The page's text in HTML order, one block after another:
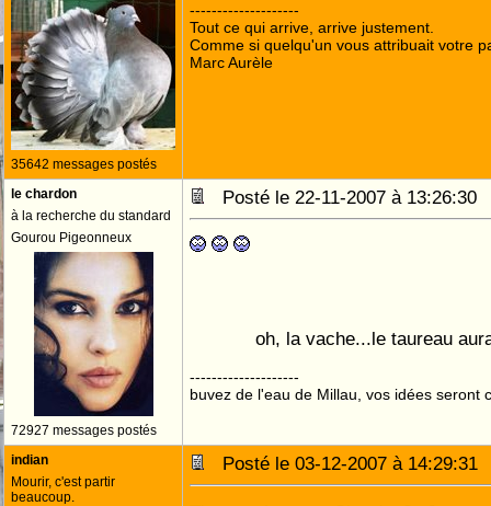
35642 messages postés
--------------------
Tout ce qui arrive, arrive justement.
Comme si quelqu'un vous attribuait votre
Marc Aurèle
le chardon
à la recherche du standard
Gourou Pigeonneux
72927 messages postés
Posté le 22-11-2007 à
oh, la vache...le taureau
--------------------
buvez de l'eau de Millau, vos idées seront
indian
Mourir, c'est partir
beaucoup.
Posté le 03-12-2007 à